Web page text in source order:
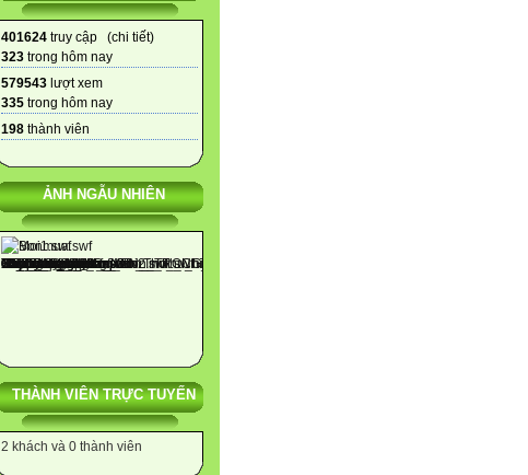
401624 truy cập (chi tiết)
323 trong hôm nay
579543 lượt xem
335 trong hôm nay
198 thành viên
ẢNH NGẪU NHIÊN
THÀNH VIÊN TRỰC TUYẾN
2 khách và 0 thành viên